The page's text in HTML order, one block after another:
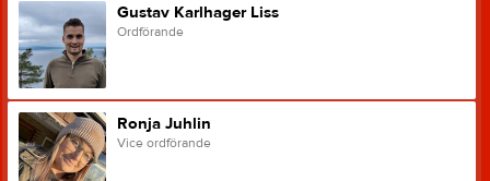
Gustav Karlhager Liss
Ordförande
Ronja Juhlin
Vice ordförande